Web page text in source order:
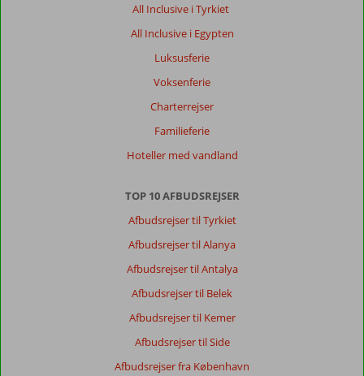
All Inclusive i Tyrkiet
All Inclusive i Egypten
Luksusferie
Voksenferie
Charterrejser
Familieferie
Hoteller med vandland
TOP 10 AFBUDSREJSER
Afbudsrejser til Tyrkiet
Afbudsrejser til Alanya
Afbudsrejser til Antalya
Afbudsrejser til Belek
Afbudsrejser til Kemer
Afbudsrejser til Side
Afbudsrejser fra København